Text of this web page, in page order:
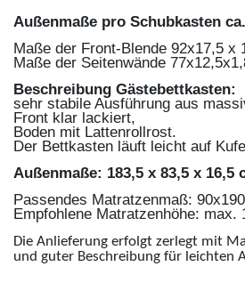
Außenmaße pro Schubkasten
Maße der Front-Blende 92x17,5 x
Maße der Seitenwände
Beschreibung Gästebettkasten:
sehr stabile Ausführung aus
Front klar lackiert,
Boden mit Lattenrollrost.
Der Bettkasten läuft leicht auf
Außenmaße: 183,5 x 83,5 x 16,5
Passendes Matratzenmaß:
Empfohlene Matratzenhöhe: max.
Die Anlieferung erfolgt zerlegt mit
und guter Beschreibung für leichten